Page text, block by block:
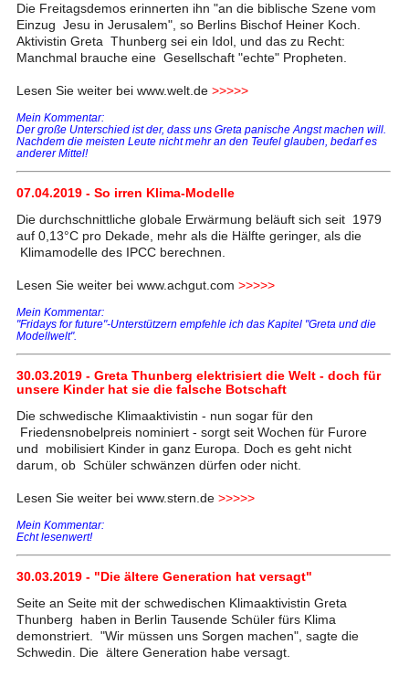
Die Freitagsdemos erinnerten ihn "an die biblische Szene vom
Einzug Jesu in Jerusalem", so Berlins Bischof Heiner Koch.
Aktivistin Greta Thunberg sei ein Idol, und das zu Recht:
Manchmal brauche eine Gesellschaft "echte" Propheten.
Lesen Sie weiter bei www.welt.de >>>>>
Mein Kommentar:
Der große Unterschied ist der, dass uns Greta panische Angst machen will.
Nachdem die meisten Leute nicht mehr an den Teufel glauben, bedarf es
anderer Mittel!
07.04.2019 - So irren Klima-Modelle
Die durchschnittliche globale Erwärmung beläuft sich seit 1979
auf 0,13°C pro Dekade, mehr als die Hälfte geringer, als die
Klimamodelle des IPCC berechnen.
Lesen Sie weiter bei www.achgut.com >>>>>
Mein Kommentar:
"Fridays for future"-Unterstützern empfehle ich das Kapitel "Greta und die
Modellwelt".
30.03.2019 - Greta Thunberg elektrisiert die Welt - doch für
unsere Kinder hat sie die falsche Botschaft
Die schwedische Klimaaktivistin - nun sogar für den
Friedensnobelpreis nominiert - sorgt seit Wochen für Furore
und mobilisiert Kinder in ganz Europa. Doch es geht nicht
darum, ob Schüler schwänzen dürfen oder nicht.
Lesen Sie weiter bei www.stern.de >>>>>
Mein Kommentar:
Echt lesenwert!
30.03.2019 - "Die ältere Generation hat versagt"
Seite an Seite mit der schwedischen Klimaaktivistin Greta
Thunberg haben in Berlin Tausende Schüler fürs Klima
demonstriert. "Wir müssen uns Sorgen machen", sagte die
Schwedin. Die ältere Generation habe versagt.